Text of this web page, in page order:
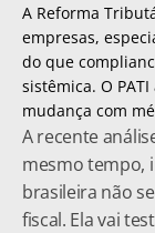
A Reforma
empresas,
do que
sistêmica. O
mudança com
A recente
mesmo tempo,
brasileira não
fiscal. Ela vai